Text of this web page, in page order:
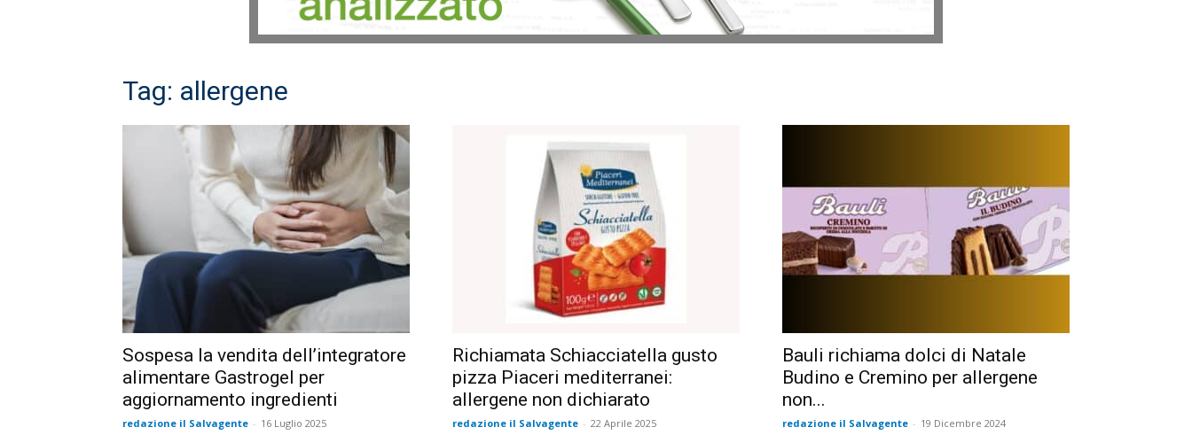
Tag: allergene
Sospesa la vendita dell’integratore
alimentare Gastrogel per
aggiornamento ingredienti
redazione il Salvagente - 16 Luglio 2025
Richiamata Schiacciatella gusto
pizza Piaceri mediterranei:
allergene non dichiarato
redazione il Salvagente - 22 Aprile 2025
Bauli richiama dolci di Natale
Budino e Cremino per allergene
non...
redazione il Salvagente - 19 Dicembre 2024